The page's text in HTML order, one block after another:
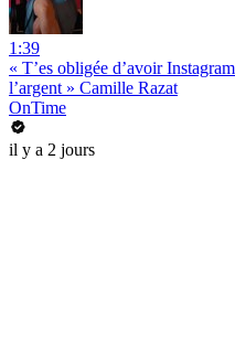
1:39
« T’es obligée d’avoir
l’argent » Camille Razat
OnTime
il y a 2 jours